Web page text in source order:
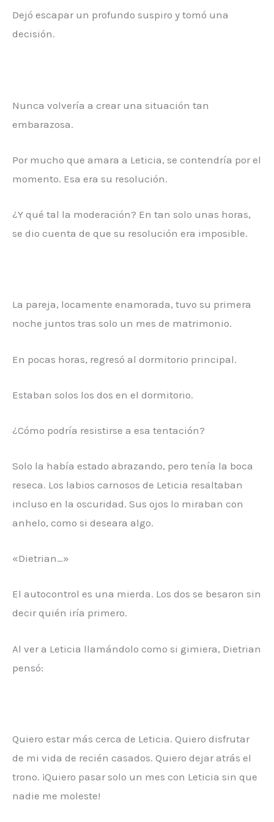
Dejó escapar un profundo suspiro y tomó una
decisión.
Nunca volvería a crear una situación tan
embarazosa.
Por mucho que amara a Leticia, se contendría por el
momento. Esa era su resolución.
¿Y qué tal la moderación? En tan solo unas horas,
se dio cuenta de que su resolución era imposible.
La pareja, locamente enamorada, tuvo su primera
noche juntos tras solo un mes de matrimonio.
En pocas horas, regresó al dormitorio principal.
Estaban solos los dos en el dormitorio.
¿Cómo podría resistirse a esa tentación?
Solo la había estado abrazando, pero tenía la boca
reseca. Los labios carnosos de Leticia resaltaban
incluso en la oscuridad. Sus ojos lo miraban con
anhelo, como si deseara algo.
«Dietrian…»
El autocontrol es una mierda. Los dos se besaron sin
decir quién iría primero.
Al ver a Leticia llamándolo como si gimiera, Dietrian
pensó:
Quiero estar más cerca de Leticia. Quiero disfrutar
de mi vida de recién casados. Quiero dejar atrás el
trono. ¡Quiero pasar solo un mes con Leticia sin que
nadie me moleste!